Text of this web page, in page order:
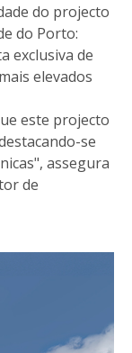
do projecto
do Porto:
exclusiva de
elevados
este projecto
se
assegura
de